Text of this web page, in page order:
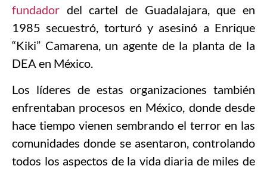
fundador del cartel de Guadalajara, que en
1985 secuestró, torturó y asesinó a Enrique
“Kiki” Camarena, un agente de la planta de la
DEA en México.
Los líderes de estas organizaciones también
enfrentaban procesos en México, donde desde
hace tiempo vienen sembrando el terror en las
comunidades donde se asentaron, controlando
todos los aspectos de la vida diaria de miles de